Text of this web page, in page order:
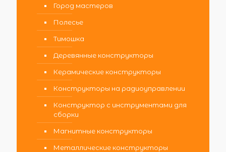
Город мастеров
Полесье
Тимошка
Деревянные конструкторы
Керамические конструкторы
Конструкторы на радиоуправлении
Конструктор с инструментами для
сборки
Магнитные конструкторы
Металлические конструкторы